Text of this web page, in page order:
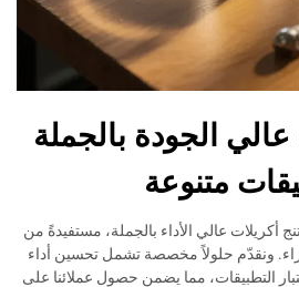
الجودة بالجملة
متنوعة
عالي الأداء بالجملة، مستفيدةً من
ونقدّم حلولاً مخصصة تشمل تحسين أداء
التطبيقات، مما يضمن حصول عملائنا على